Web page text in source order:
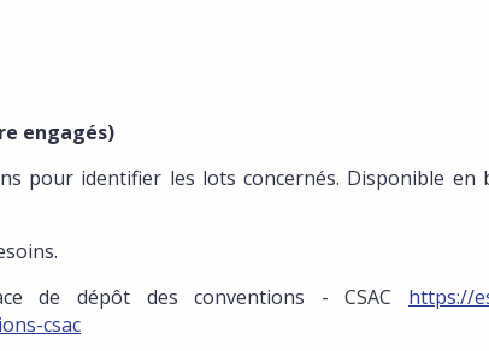
engagés)
pour identifier les lots concernés. Disponible en
de dépôt des conventions - CSAC https://
csac